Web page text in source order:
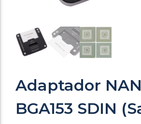
Adaptador
BGA153 SDIN